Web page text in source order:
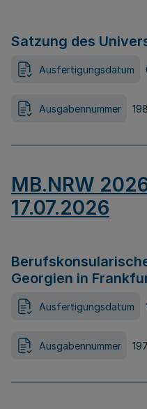
Satzung des
Ausfertigungsdatum
Ausgabennummer 198
MB.NRW
17.07.2026
Georgien in
Ausfertigungsdatum
Ausgabennummer 197